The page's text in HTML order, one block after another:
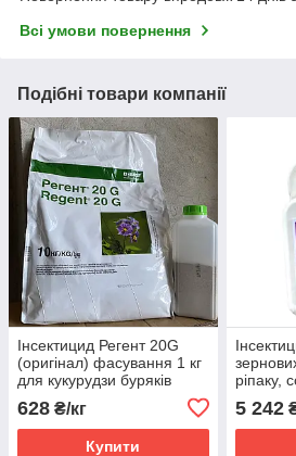
Всі умови повернення
Подібні товари компанії
Інсектицид Регент 20G
(оригінал) фасування 1 кг
для кукурудзи буряків
дротянника совки
шкідників
628 ₴/кг
Купити
ріпаку,
мухи,
5 242